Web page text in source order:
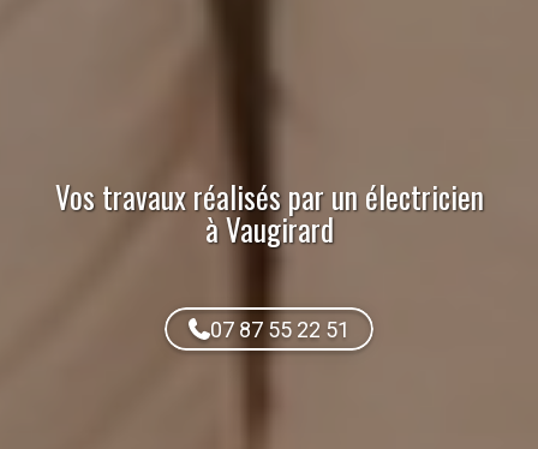
Vos travaux réalisés parun électricien
à Vaugirard
07 87 55 22 51